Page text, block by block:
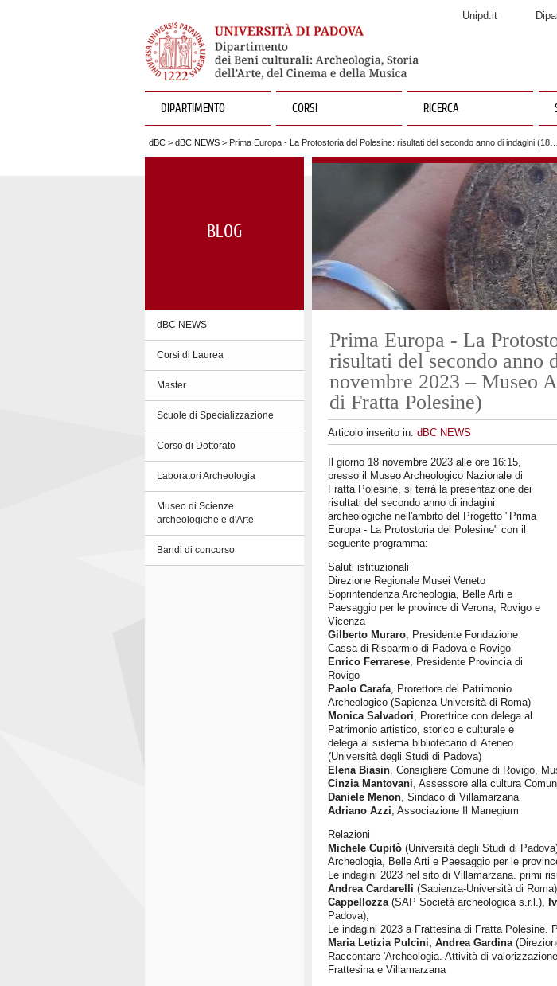
Unipd.it
DIPARTIMENTO CORSI RICERCA
dBC > dBC NEWS > Prima Europa - La Protostoria del Polesine: risultati del secondo anno di indagini (18…
BLOG
dBC NEWS
Corsi di Laurea
Master
Scuole di Specializzazione
Corso di Dottorato
Laboratori Archeologia
Museo di Scienze
archeologiche e d'Arte
Bandi di concorso
Prima Europa - La
risultati del secondo anno
novembre 2023 – Museo
di Fratta Polesine)
Articolo inserito in: dBC NEWS
Il giorno 18 novembre 2023 alle ore 16:15,
presso il Museo Archeologico Nazionale di
Fratta Polesine, si terrà la presentazione dei
risultati del secondo anno di indagini
archeologiche nell'ambito del Progetto "Prima
Europa - La Protostoria del Polesine" con il
seguente programma:
Saluti istituzionali
Direzione Regionale Musei Veneto
Soprintendenza Archeologia, Belle Arti e
Paesaggio per le province di Verona, Rovigo e
Vicenza
Gilberto Muraro , Presidente Fondazione
Cassa di Risparmio di Padova e Rovigo
Enrico Ferrarese , Presidente Provincia di
Rovigo
Paolo Carafa , Prorettore del Patrimonio
Archeologico (Sapienza Università di Roma)
Monica Salvadori , Prorettrice con delega al
Patrimonio artistico, storico e culturale e
delega al sistema bibliotecario di Ateneo
(Università degli Studi di Padova)
Elena Biasin , Consigliere Comune di Rovigo,
Cinzia Mantovani , Assessore alla cultura
Daniele Menon , Sindaco di Villamarzana
Adriano Azzi , Associazione Il Manegium
Relazioni
Michele Cupitò (Università degli Studi di
Archeologia, Belle Arti e Paesaggio per le
Le indagini 2023 nel sito di Villamarzana. primi
Andrea Cardarelli (Sapienza-Università di Roma),
Cappellozza (SAP Società archeologica s.r.l.),
Padova),
Le indagini 2023 a Frattesina di Fratta Polesine.
Maria Letizia Pulcini, Andrea Gardina
Raccontare 'Archeologia. Attività di
Frattesina e Villamarzana